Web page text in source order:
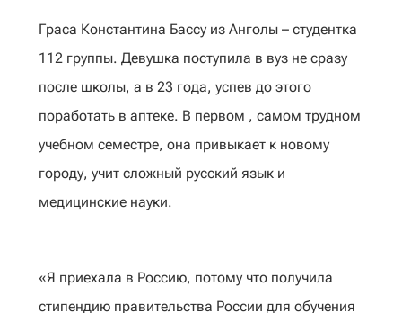
Граса Константина Бассу из Анголы – студентка
112 группы. Девушка поступила в вуз не сразу
после школы, а в 23 года, успев до этого
поработать в аптеке. В первом , самом трудном
учебном семестре, она привыкает к новому
городу, учит сложный русский язык и
медицинские науки.
«Я приехала в Россию, потому что получила
стипендию правительства России для обучения